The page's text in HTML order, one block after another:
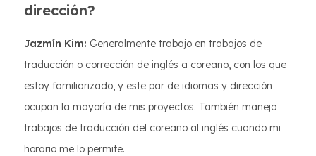
dirección?
Jazmín Kim: Generalmente trabajo en trabajos de
traducción o corrección de inglés a coreano, con los que
estoy familiarizado, y este par de idiomas y dirección
ocupan la mayoría de mis proyectos. También manejo
trabajos de traducción del coreano al inglés cuando mi
horario me lo permite.